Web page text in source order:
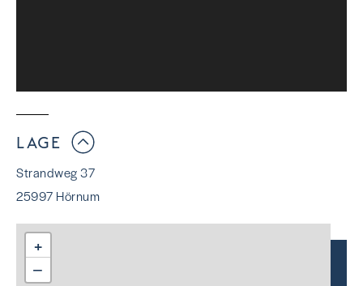
LAGE
Strandweg 37
25997 Hörnum
+
−